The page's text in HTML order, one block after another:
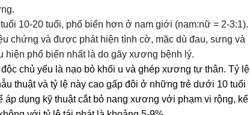
10-20 tuổi, phổ biến hơn ở nam giới (nam:nữ = 2-3:1).
chứng và được phát hiện tình cờ, mặc dù đau, sưng và
hiện phổ biến nhất là do gãy xương bệnh lý.
chủ yếu là nạo bỏ khối u và ghép xương tự thân. Tỷ lệ
thuật và tỷ lệ này cao gấp đôi ở những trẻ dưới 10 tuổi
dụng kỹ thuật cắt bỏ nang xương với phạm vi rộng, kể